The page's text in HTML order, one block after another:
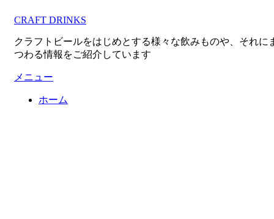
CRAFT DRINKS
クラフトビールをはじめとする様々な飲みものや、それに
つわる情報をご紹介しています
メニュー
ホーム